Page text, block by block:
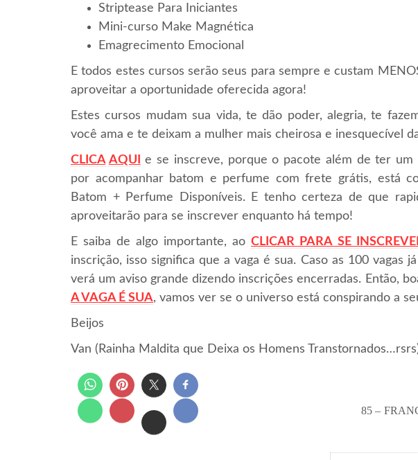
Striptease Para Iniciantes
Mini-curso Make Magnética
Emagrecimento Emocional
E todos estes cursos serão seus para sempre e custam
aproveitar a oportunidade oferecida agora!
Estes cursos mudam sua vida, te dão poder, alegria, te
você ama e te deixam a mulher mais cheirosa e inesquecível
CLICA AQUI
e se inscreve, porque o pacote além de ter um
por acompanhar batom e perfume com frete grátis, está
Batom + Perfume Disponíveis. E tenho certeza de que
aproveitarão para se inscrever enquanto há tempo!
E saiba de algo importante, aoCLICAR PARA SE
inscrição, isso significa que a vaga é sua. Caso as 100 vagas
verá um aviso grande dizendo inscrições encerradas. Então,
A VAGA É SUA, vamos ver se o universo está conspirando a
Beijos
Van (Rainha Maldita que Deixa os Homens
85 –